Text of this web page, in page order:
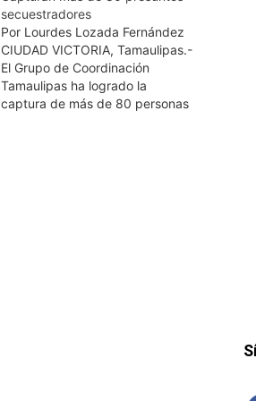
secuestradores
Por Lourdes Lozada Fernández
CIUDAD VICTORIA, Tamaulipas.-
El Grupo de Coordinación
Tamaulipas ha logrado la
captura de más de 80 personas